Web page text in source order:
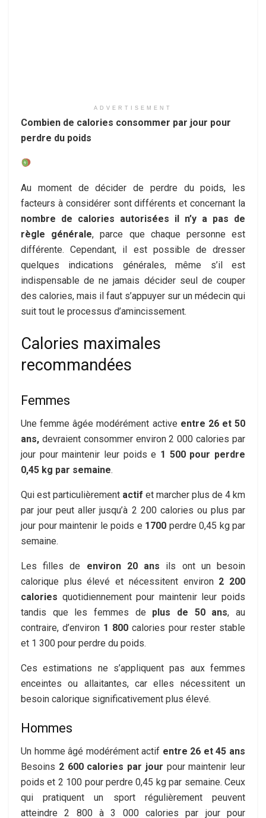
ADVERTISEMENT
Combien de calories consommer par jour pour
perdre du poids
Au moment de décider de perdre du poids, les
facteurs à considérer sont différents et concernant la
nombre de calories autorisées il n’y a pas de
règle générale, parce que chaque personne est
différente. Cependant, il est possible de dresser
quelques indications générales, même s’il est
indispensable de ne jamais décider seul de couper
des calories, mais il faut s’appuyer sur un médecin qui
suit tout le processus d’amincissement.
Calories maximales
recommandées
Femmes
Une femme âgée modérément active entre 26 et 50
ans, devraient consommer environ 2 000 calories par
jour pour maintenir leur poids e 1 500 pour perdre
0,45 kg par semaine.
Qui est particulièrement actif et marcher plus de 4 km
par jour peut aller jusqu’à 2 200 calories ou plus par
jour pour maintenir le poids e 1700 perdre 0,45 kg par
semaine.
Les filles de environ 20 ans ils ont un besoin
calorique plus élevé et nécessitent environ 2 200
calories quotidiennement pour maintenir leur poids
tandis que les femmes de plus de 50 ans, au
contraire, d’environ 1 800 calories pour rester stable
et 1 300 pour perdre du poids.
Ces estimations ne s’appliquent pas aux femmes
enceintes ou allaitantes, car elles nécessitent un
besoin calorique significativement plus élevé.
Hommes
Un homme âgé modérément actif entre 26 et 45 ans
Besoins 2 600 calories par jour pour maintenir leur
poids et 2 100 pour perdre 0,45 kg par semaine. Ceux
qui pratiquent un sport régulièrement peuvent
atteindre 2 800 à 3 000 calories par jour pour